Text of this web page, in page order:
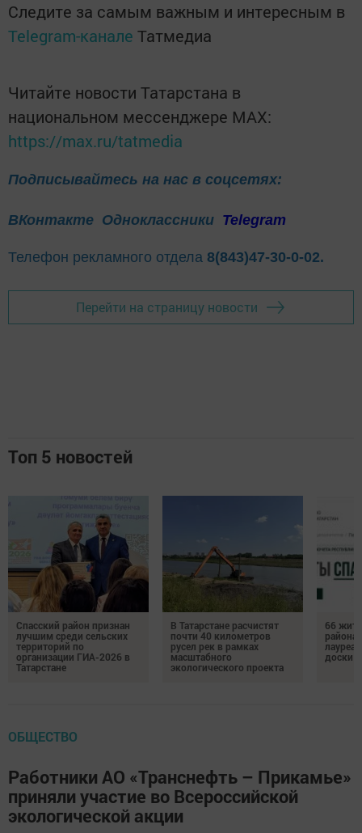
Следите за самым важным и интересным в
Telegram-канале Татмедиа
Читайте новости Татарстана в
национальном мессенджере MАХ:
https://max.ru/tatmedia
Подписывайтесь на нас в соцсетях:
ВКонтакте Одноклассники Telegram
Телефон рекламного отдела 8(843)47-30-0-02.
Перейти на страницу новости
Топ 5 новостей
Спасский район признан
лучшим среди сельских
территорий по
организации ГИА-2026 в
Татарстане
В Татарстане расчистят
почти 40 километров
русел рек в рамках
масштабного
экологического проекта
66
района
доски
ОБЩЕСТВО
Работники АО «Транснефть – Прикамье»
приняли участие во Всероссийской
экологической акции